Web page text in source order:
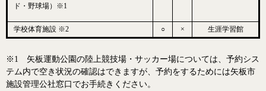
ド・野球場）※1
学校体育施設 ※2 ○ × 生涯学習館
※1 矢板運動公園の陸上競技場・サッカー場については、予約シス
テム内で空き状況の確認はできますが、予約をするためには矢板市
施設管理公社窓口でお手続きください。